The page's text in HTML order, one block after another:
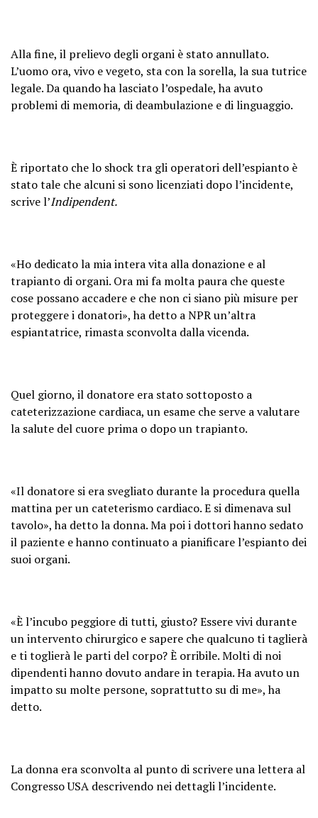
Alla fine, il prelievo degli organi è stato annullato.
L’uomo ora, vivo e vegeto, sta con la sorella, la sua tutrice
legale. Da quando ha lasciato l’ospedale, ha avuto
problemi di memoria, di deambulazione e di linguaggio.
È riportato che lo shock tra gli operatori dell’espianto è
stato tale che alcuni si sono licenziati dopo l’incidente,
scrive l’Indipendent.
«Ho dedicato la mia intera vita alla donazione e al
trapianto di organi. Ora mi fa molta paura che queste
cose possano accadere e che non ci siano più misure per
proteggere i donatori», ha detto a NPR un’altra
espiantatrice, rimasta sconvolta dalla vicenda.
Quel giorno, il donatore era stato sottoposto a
cateterizzazione cardiaca, un esame che serve a valutare
la salute del cuore prima o dopo un trapianto.
«Il donatore si era svegliato durante la procedura quella
mattina per un cateterismo cardiaco. E si dimenava sul
tavolo», ha detto la donna. Ma poi i dottori hanno sedato
il paziente e hanno continuato a pianificare l’espianto dei
suoi organi.
«È l’incubo peggiore di tutti, giusto? Essere vivi durante
un intervento chirurgico e sapere che qualcuno ti taglierà
e ti toglierà le parti del corpo? È orribile. Molti di noi
dipendenti hanno dovuto andare in terapia. Ha avuto un
impatto su molte persone, soprattutto su di me», ha
detto.
La donna era sconvolta al punto di scrivere una lettera al
Congresso USA descrivendo nei dettagli l’incidente.